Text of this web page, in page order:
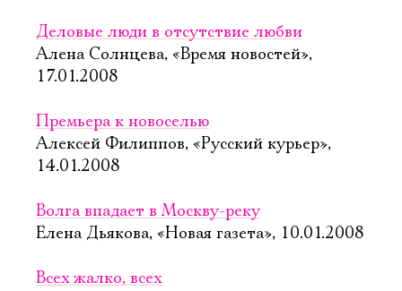
Деловые люди в отсутствие любви
Алена Солнцева, «Время новостей»,
17.01.2008
Премьера к новоселью
Алексей Филиппов, «Русский курьер»,
14.01.2008
Волга впадает в Москву-реку
Елена Дьякова, «Новая газета», 10.01.2008
Всех жалко, всех